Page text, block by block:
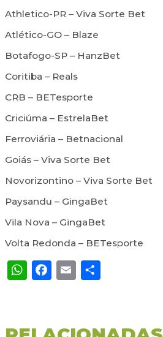
Athletico-PR – Viva Sorte Bet
Atlético-GO – Blaze
Botafogo-SP – HanzBet
Coritiba – Reals
CRB – BETesporte
Criciúma – EstrelaBet
Ferroviária – Betnacional
Goiás – Viva Sorte Bet
Novorizontino – Viva Sorte Bet
Paysandu – GingaBet
Vila Nova – GingaBet
Volta Redonda – BETesporte
WhatsApp
Facebook
EmailShare